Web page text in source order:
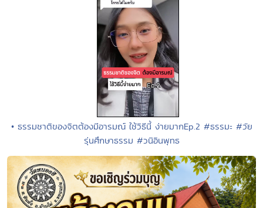
• ธรรมชาติของจิตต้องมีอารมณ์ ใช้วิธีนี้ ง่ายมากEp.2 #ธรรมะ #วัย
รุ่นศึกษาธรรม #วนิอินพุทธ